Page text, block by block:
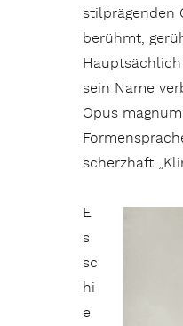
stilprägenden
berühmt,
sein Name
Opus
scherzhaft
E
s
sc
hi
e